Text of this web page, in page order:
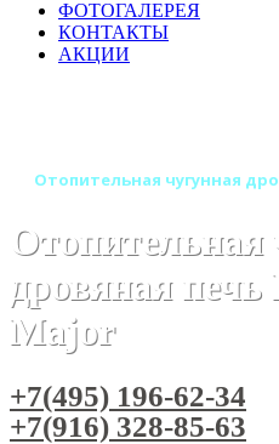
ФОТОГАЛЕРЕЯ
КОНТАКТЫ
АКЦИИ
(Италия)
Отопительная чугунная
Отопительная
дровяная
Major
+7(495) 196-62-34
+7(916) 328-85-63